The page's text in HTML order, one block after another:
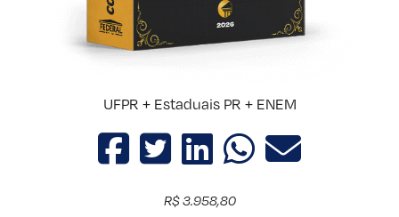
UFPR + Estaduais PR + ENEM
R$ 3.958,80